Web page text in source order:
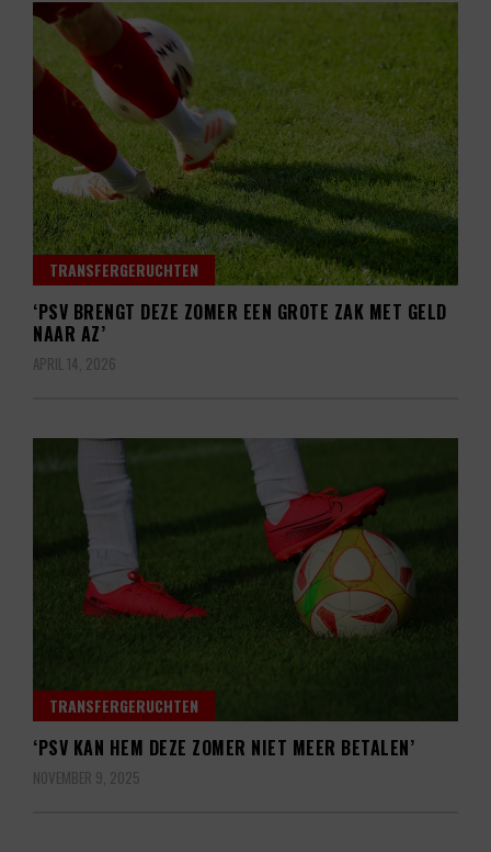
TRANSFERGERUCHTEN
‘PSV BRENGT DEZE ZOMER EEN GROTE ZAK MET GELD
NAAR AZ’
APRIL 14, 2026
TRANSFERGERUCHTEN
‘PSV KAN HEM DEZE ZOMER NIET MEER BETALEN’
NOVEMBER 9, 2025